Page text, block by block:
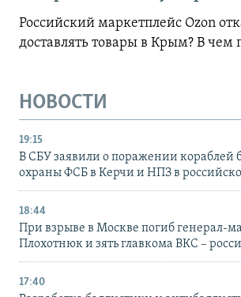
Российский маркетплейс Ozon
доставлять товары в Крым? В чем
НОВОСТИ
19:15
В СБУ заявили о поражении кораблей
охраны ФСБ в Керчи и НПЗ в
18:44
При взрыве в Москве погиб генерал-
Плохотнюк и зять главкома ВКС –
17:40